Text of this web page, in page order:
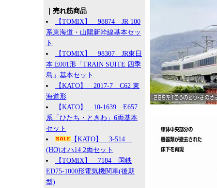
｜売れ筋商品
【TOMIX】 98874 JR 100
系東海道・山陽新幹線基本セッ
ト
【TOMIX】 98307 JR東日
本 E001形「TRAIN SUITE 四季
島」基本セット
【KATO】 2017-7 C62 東
海道形
【KATO】 10-1639 E657
系「ひたち・ときわ」6両基本
セット
【KATO】 3-514
(HO)オハ14 2両セット
【TOMIX】 7184 国鉄
ED75-1000形電気機関車(後期
型)